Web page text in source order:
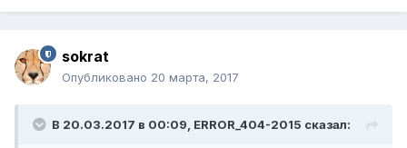
sokrat
Опубликовано 20 марта, 2017
В 20.03.2017 в 00:09, ERROR_404-2015 сказал: